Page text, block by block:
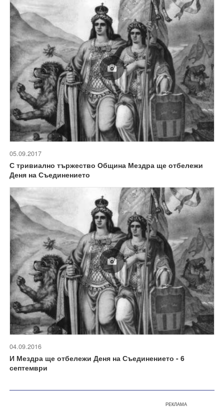
05.09.2017
С тривиално тържество Община Мездра ще отбележи
Деня на Съединението
04.09.2016
И Мездра ще отбележи Деня на Съединението - 6
септември
РЕКЛАМА